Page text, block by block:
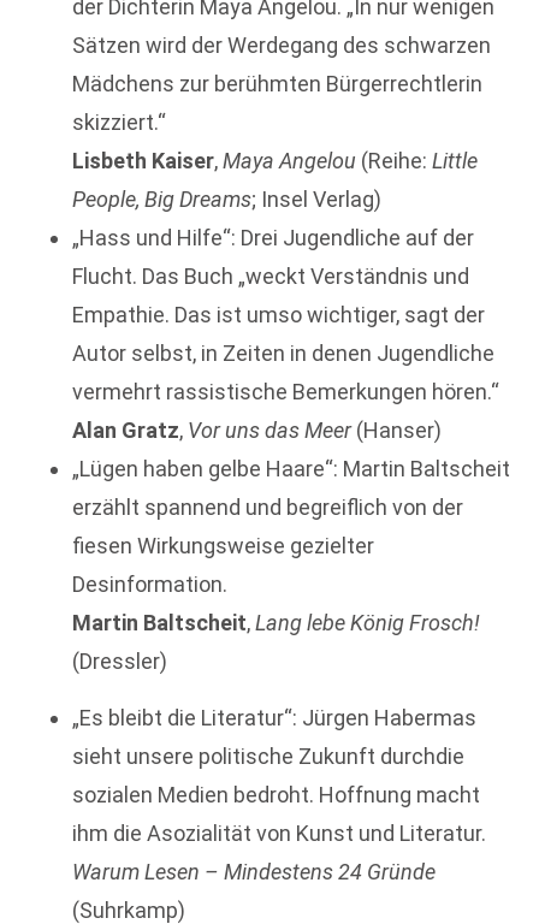
der Dichterin Maya Angelou. „In nur wenigen
Sätzen wird der Werdegang des schwarzen
Mädchens zur berühmten Bürgerrechtlerin
skizziert.“
Lisbeth Kaiser,Maya Angelou (Reihe: Little
People, Big Dreams; Insel Verlag)
„Hass und Hilfe“: Drei Jugendliche auf der
Flucht. Das Buch „weckt Verständnis und
Empathie. Das ist umso wichtiger, sagt der
Autor selbst, in Zeiten in denen Jugendliche
vermehrt rassistische Bemerkungen hören.“
Alan Gratz, Vor uns das Meer(Hanser)
„Lügen haben gelbe Haare“: Martin Baltscheit
erzählt spannend und begreiflich von der
fiesen Wirkungsweise gezielter
Desinformation.
Martin Baltscheit,Lang lebe König Frosch!
(Dressler)
„Es bleibt die Literatur“: Jürgen Habermas
sieht unsere politische Zukunft durchdie
sozialen Medien bedroht. Hoffnung macht
ihm die Asozialität von Kunst und Literatur.
Warum Lesen – Mindestens 24 Gründe
(Suhrkamp)